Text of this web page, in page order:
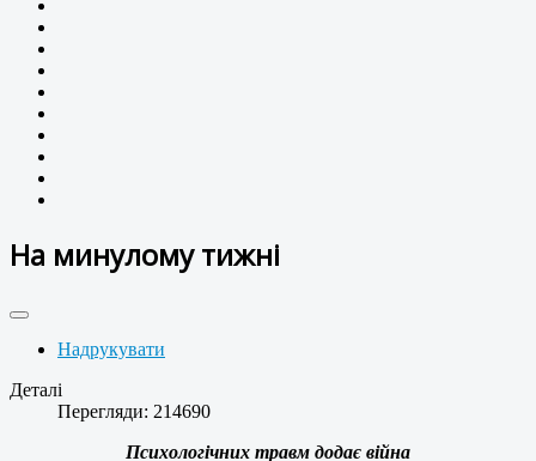
На минулому тижні
Надрукувати
Деталі
Перегляди: 214690
Психологічних травм додає війна